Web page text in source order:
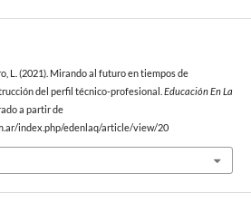
L. (2021). Mirando al futuro en tiempos de
del perfil técnico-profesional. Educación En La
a partir de
index.php/edenlaq/article/view/20